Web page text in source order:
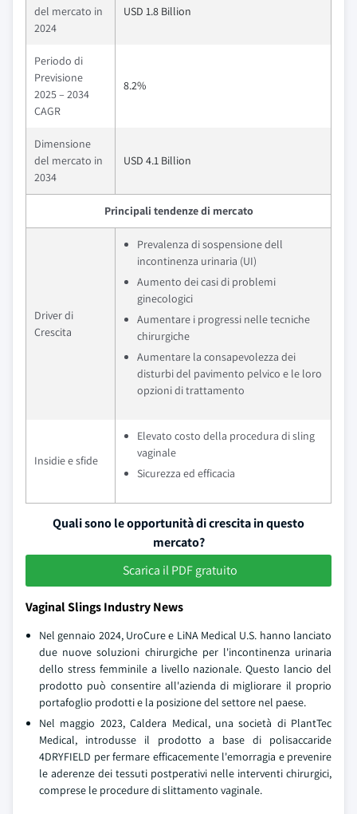
del mercato in
2024
USD 1.8 Billion
Periodo di
Previsione
2025 – 2034
CAGR
8.2%
Dimensione
del mercato in
2034
USD 4.1 Billion
Principali tendenze di mercato
Driver di
Crescita
Prevalenza di sospensione dell
incontinenza urinaria (UI)
Aumento dei casi di problemi
ginecologici
Aumentare i progressi nelle tecniche
chirurgiche
Aumentare la consapevolezza dei
disturbi del pavimento pelvico e le loro
opzioni di trattamento
Insidie e sfide
Elevato costo della procedura di sling
vaginale
Sicurezza ed efficacia
Quali sono le opportunità di crescita in questo
mercato?
Scarica il PDF gratuito
Vaginal Slings Industry News
Nel gennaio 2024, UroCure e LiNA Medical U.S. hanno lanciato
due nuove soluzioni chirurgiche per l'incontinenza urinaria
dello stress femminile a livello nazionale. Questo lancio del
prodotto può consentire all'azienda di migliorare il proprio
portafoglio prodotti e la posizione del settore nel paese.
Nel maggio 2023, Caldera Medical, una società di PlantTec
Medical, introdusse il prodotto a base di polisaccaride
4DRYFIELD per fermare efficacemente l'emorragia e prevenire
le aderenze dei tessuti postperativi nelle interventi chirurgici,
comprese le procedure di slittamento vaginale.